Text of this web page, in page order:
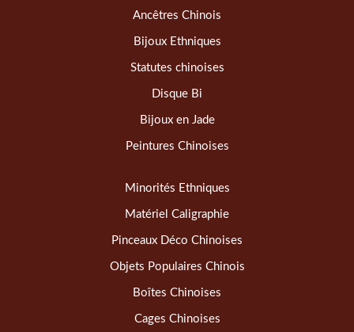
Ancêtres Chinois
Bijoux Ethniques
Statutes chinoises
Disque Bi
Bijoux en Jade
Peintures Chinoises
Minorités Ethniques
Matériel Caligraphie
Pinceaux Déco Chinoises
Objets Populaires Chinois
Boîtes Chinoises
Cages Chinoises